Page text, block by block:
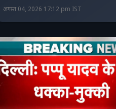
अगस्त 04, 2026 17:12 pm IST